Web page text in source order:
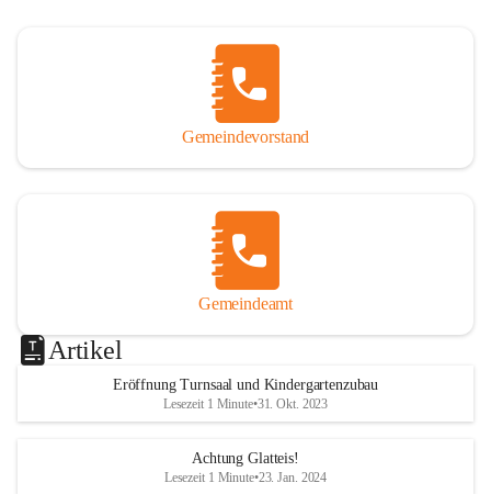
Gemeindevorstand
Gemeindeamt
Artikel
Eröffnung Turnsaal und Kindergartenzubau
Lesezeit 1 Minute•31. Okt. 2023
Achtung Glatteis!
Lesezeit 1 Minute•23. Jan. 2024